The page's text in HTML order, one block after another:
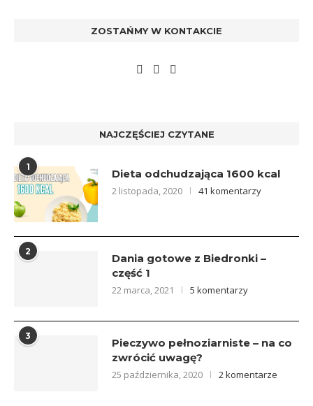
ZOSTAŃMY W KONTAKCIE
NAJCZĘŚCIEJ CZYTANE
1
Dieta odchudzająca 1600 kcal
2 listopada, 2020 41 komentarzy
2
Dania gotowe z Biedronki –
część 1
22 marca, 2021 5 komentarzy
3
Pieczywo pełnoziarniste – na co
zwrócić uwagę?
25 października, 2020 2 komentarze